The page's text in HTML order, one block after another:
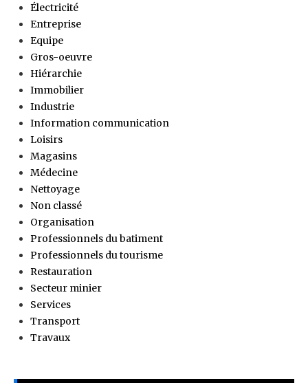
Électricité
Entreprise
Equipe
Gros-oeuvre
Hiérarchie
Immobilier
Industrie
Information communication
Loisirs
Magasins
Médecine
Nettoyage
Non classé
Organisation
Professionnels du batiment
Professionnels du tourisme
Restauration
Secteur minier
Services
Transport
Travaux